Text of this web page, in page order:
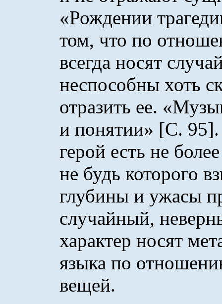
«Рождении
том, что по
всегда носят
неспособны хоть
отразить ее.
и понятии» [С.
герой есть не
не будь которого
глубины и ужасы
случайный,
характер носят
языка по
вещей.